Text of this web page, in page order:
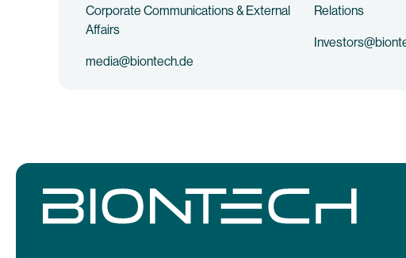
Corporate Communications & External
Affairs
media@biontech.de
Relations